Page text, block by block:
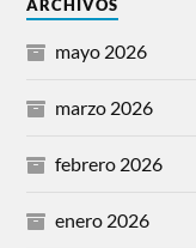
ARCHIVOS
mayo 2026
marzo 2026
febrero 2026
enero 2026